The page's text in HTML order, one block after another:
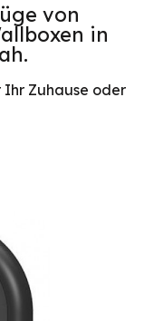
von
in
Zuhause oder